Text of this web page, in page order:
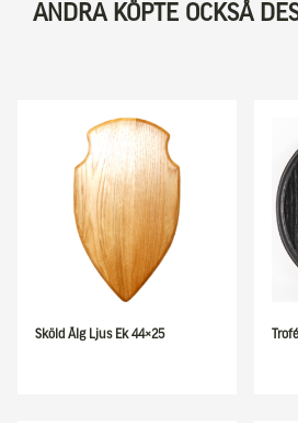
ANDRA KÖPTE OCKSÅ
Sköld Älg Ljus Ek 44×25